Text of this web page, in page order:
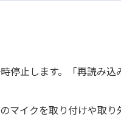
停止します。「再読み
マイクを取り付けや取